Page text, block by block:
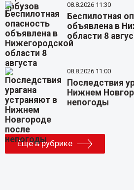
08.8.2026 11:30
Беспилотная
объявлена в
области 8
08.8.2026 11:00
Последствия
Нижнем
непогоды
Еще в рубрике